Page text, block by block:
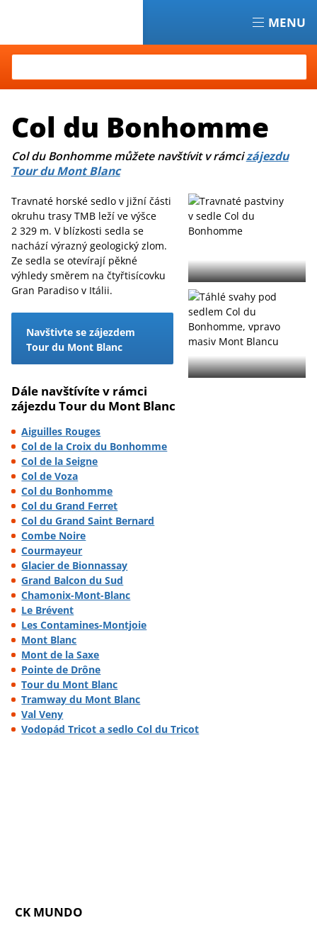
MENU
Col du Bonhomme
Col du Bonhomme můžete navštívit v rámcizájezdu
Tour du Mont Blanc
Travnaté horské sedlo v jižní části
okruhu trasy TMB leží ve výšce
2 329 m. V blízkosti sedla se
nachází výrazný geologický zlom.
Ze sedla se otevírají pěkné
výhledy směrem na čtyřtisícovku
Gran Paradiso v Itálii.
Navštivte se zájezdem
Tour du Mont Blanc
Dále navštívíte v rámci
zájezdu Tour du Mont Blanc
Aiguilles Rouges
Col de la Croix du Bonhomme
Col de la Seigne
Col de Voza
Col du Bonhomme
Col du Grand Ferret
Col du Grand Saint Bernard
Combe Noire
Courmayeur
Glacier de Bionnassay
Grand Balcon du Sud
Chamonix-Mont-Blanc
Le Brévent
Les Contamines-Montjoie
Mont Blanc
Mont de la Saxe
Pointe de Drône
Tour du Mont Blanc
Tramway du Mont Blanc
Val Veny
Vodopád Tricot a sedlo Col du Tricot
CK MUNDO